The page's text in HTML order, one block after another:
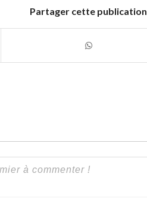
Partager cette publication